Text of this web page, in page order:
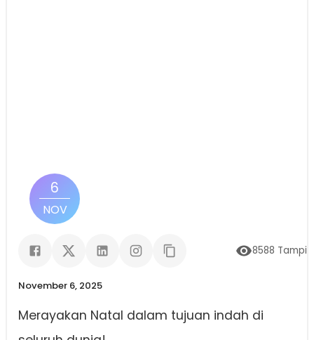
6
NOV
8588
November 6, 2025
Merayakan Natal dalam tujuan indah di